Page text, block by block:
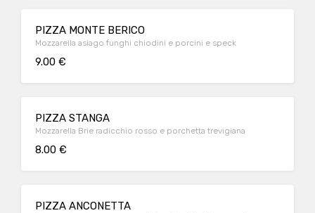
PIZZA MONTE BERICO
Mozzarella asiago funghi chiodini e porcini e speck
9.00 €
PIZZA STANGA
Mozzarella Brie radicchio rosso e porchetta trevigiana
8.00 €
PIZZA ANCONETTA